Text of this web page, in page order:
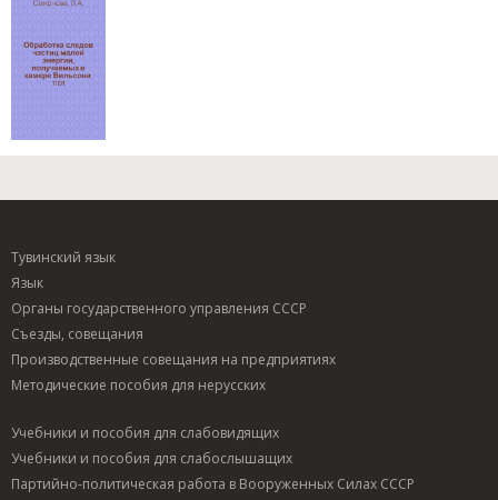
Тувинский язык
Язык
Органы государственного управления СССР
Съезды, совещания
Производственные совещания на предприятиях
Методические пособия для нерусских
Учебники и пособия для слабовидящих
Учебники и пособия для слабослышащих
Партийно-политическая работа в Вооруженных Силах СССР